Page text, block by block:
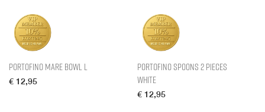
Portofino Mare Bowl L
€ 12,95
Portofino Spoons 2 pieces
white
€ 12,95